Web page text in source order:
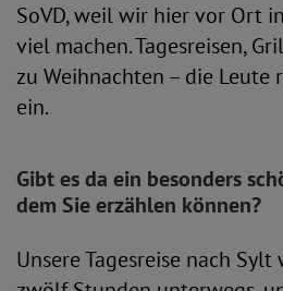
SoVD, weil wir hier vor Ort
viel machen. Tagesreisen,
zu Weihnachten – die Leute
ein.
Gibt es da ein besonders
dem Sie erzählen können?
Unsere Tagesreise nach